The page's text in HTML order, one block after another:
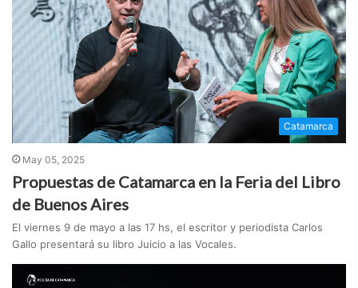
Catamarca
May 05, 2025
Propuestas de Catamarca en la Feria del Libro
de Buenos Aires
El viernes 9 de mayo a las 17 hs, el escritor y periodista Carlos
Gallo presentará su libro Juicio a las Vocales.